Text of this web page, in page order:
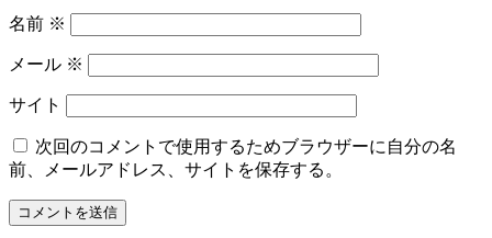
名前 ※
メール ※
サイト
次回のコメントで使用するためブラウザーに自分の名
前、メールアドレス、サイトを保存する。